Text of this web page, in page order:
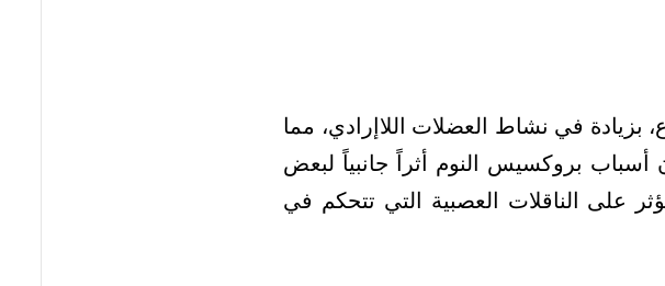
في نشاط العضلات اللاإرادي، مما
بروكسيس النوم أثراً جانبياً لبعض
على الناقلات العصبية التي تتحكم في